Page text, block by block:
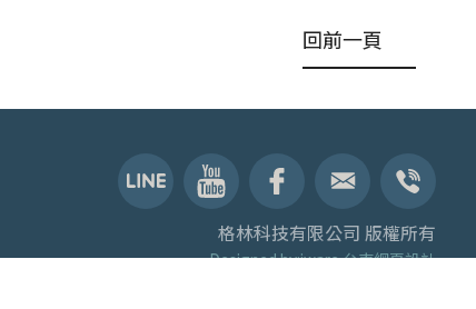
回前一頁
格林科技有限公司 版權所有
Designed by:iware台南網頁設計